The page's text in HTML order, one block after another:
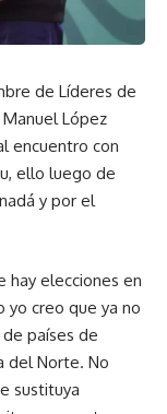
de Líderes de
López
encuentro con
ello luego de
y por el
hay elecciones en
yo creo que ya no
países de
del Norte. No
sustituya